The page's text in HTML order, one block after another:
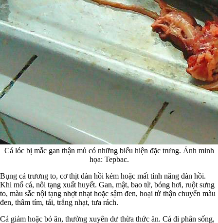
Cá lóc bị mắc gan thận mủ có những biểu hiện đặc trưng. Ảnh minh
họa: Tepbac.
Bụng cá trương to, cơ thịt đàn hồi kém hoặc mất tính năng đàn hồi.
Khi mổ cá, nôi tạng xuất huyết. Gan, mật, bao tử, bóng hơi, ruột sưng
to, màu sắc nội tạng nhợt nhạt hoặc sậm đen, hoại tử thận chuyển màu
đen, thâm tím, tái, trắng nhạt, tưa rách.
Cá giảm hoặc bỏ ăn, thường xuyên dư thừa thức ăn. Cá đi phân sống,